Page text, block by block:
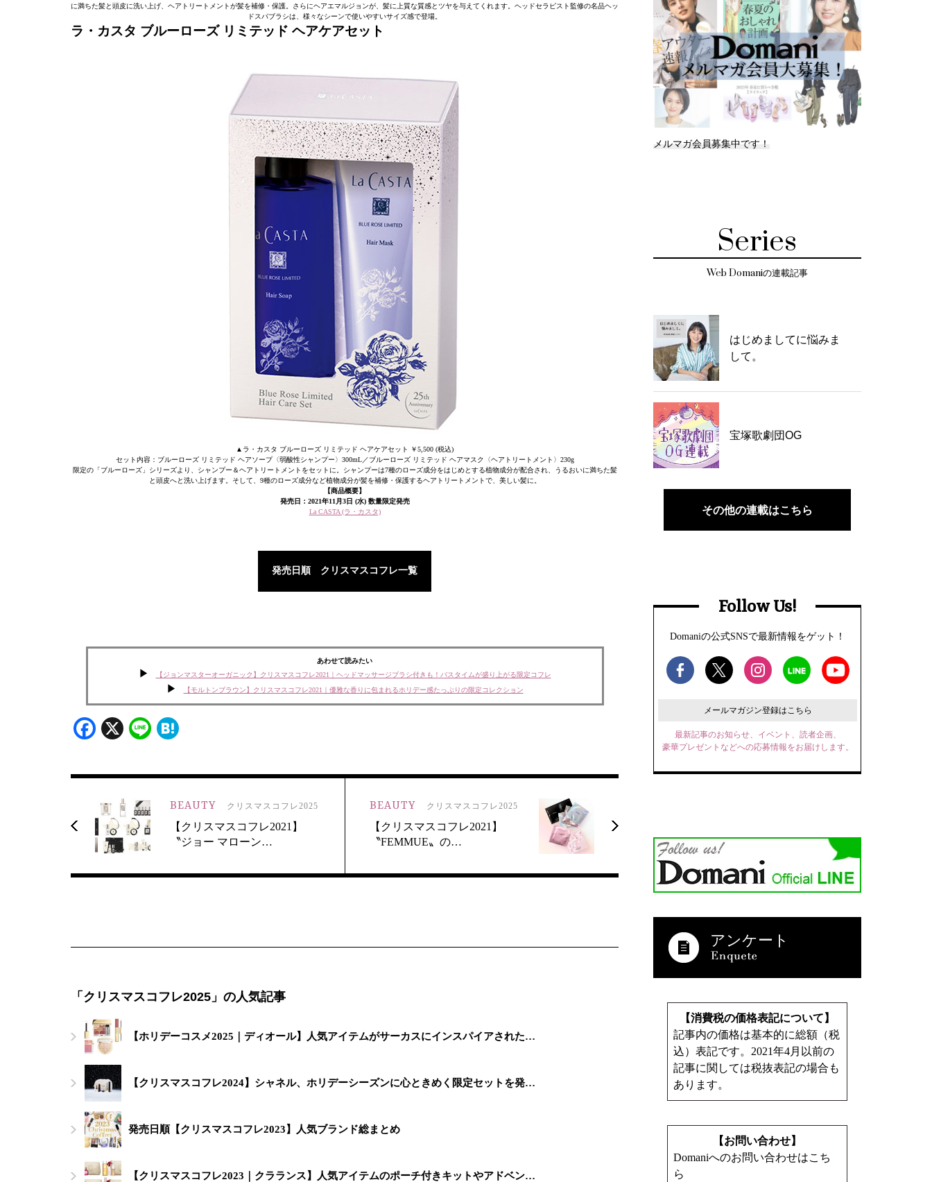
に満ちた髪と頭皮に洗い上げ、ヘアトリートメントが髪を補修・保護。さらにヘアエマルジョンが、髪に上質な質感とツヤを与えてくれます。ヘッドセラピスト監修の名品ヘッ
ドスパブラシは、様々なシーンで使いやすいサイズ感で登場。
ラ・カスタ ブルーローズ リミテッド ヘアケアセット
▲ラ・カスタ ブルーローズ リミテッド ヘアケアセット ￥5,500 (税込)
セット内容：ブルーローズ リミテッド ヘアソープ〈弱酸性シャンプー〉300mL／ブルーローズ リミテッド ヘアマスク〈ヘアトリートメント〉230g
限定の「ブルーローズ」シリーズより、シャンプー＆ヘアトリートメントをセットに。シャンプーは7種のローズ成分をはじめとする植物成分が配合され、うるおいに満ちた髪
と頭皮へと洗い上げます。そして、9種のローズ成分など植物成分が髪を補修・保護するヘアトリートメントで、美しい髪に。
【商品概要】
発売日：2021年11月3日 (水) 数量限定発売
La CASTA (ラ・カスタ)
発売日順 クリスマスコフレ一覧
あわせて読みたい
【ジョンマスターオーガニック】クリスマスコフレ2021｜ヘッドマッサージブラシ付きも！バスタイムが盛り上がる限定コフレ
【モルトンブラウン】クリスマスコフレ2021｜優雅な香りに包まれるホリデー感たっぷりの限定コレクション
Facebook
X Line
BEAUTY クリスマスコフレ2025
【クリスマスコフレ2021】
〝ジョー マローン…
BEAUTY クリスマスコフレ2025
【クリスマスコフレ2021】
〝FEMMUE〟の…
「クリスマスコフレ2025」の人気記事
【ホリデーコスメ2025｜ディオール】人気アイテムがサーカスにインスパイアされた…
【クリスマスコフレ2024】シャネル、ホリデーシーズンに心ときめく限定セットを発…
発売日順【クリスマスコフレ2023】人気ブランド総まとめ
【クリスマスコフレ2023｜クラランス】人気アイテムのポーチ付きキットやアドベン…
メルマガ会員募集中です！
Series
Web Domaniの連載記事
はじめましてに悩みま
して。
宝塚歌劇団OG
その他の連載はこちら
Follow Us!
Domaniの公式SNSで最新情報をゲット！
メールマガジン登録はこちら
最新記事のお知らせ、イベント、読者企画、
豪華プレゼントなどへの応募情報をお届けします。
アンケート
【消費税の価格表記について】
記事内の価格は基本的に総額（税
込）表記です。2021年4月以前の
記事に関しては税抜表記の場合も
あります。
【お問い合わせ】
Domaniへのお問い合わせはこち
ら